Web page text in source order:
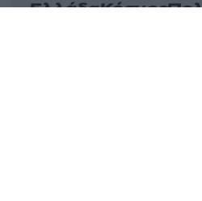
ΕλλάδαΚόσμος